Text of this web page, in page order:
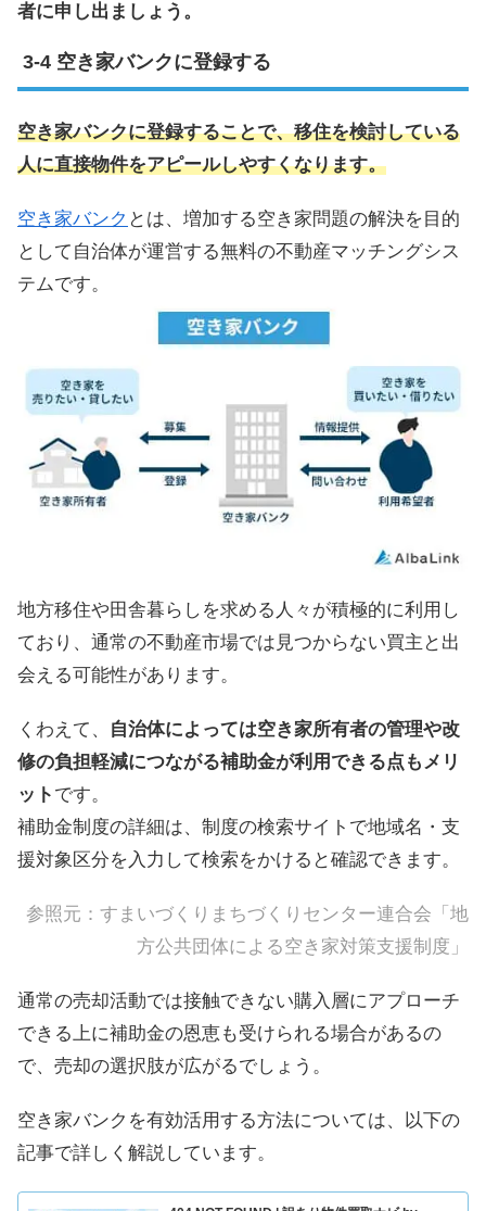
者に申し出ましょう。
空き家バンクに登録する
空き家バンクに登録することで、移住を検討している
人に直接物件をアピールしやすくなります。
空き家バンク とは、増加する空き家問題の解決を目的
として自治体が運営する無料の不動産マッチングシス
テムです。
地方移住や田舎暮らしを求める人々が積極的に利用し
ており、通常の不動産市場では見つからない買主と出
会える可能性があります。
くわえて、
自治体によっては空き家所有者の管理や改
修の負担軽減につながる補助金が利用できる点もメリ
ット です。
補助金制度の詳細は、制度の検索サイトで地域名・支
援対象区分を入力して検索をかけると確認できます。
参照元： すまいづくりまちづくりセンター連合会「地
方公共団体による空き家対策支援制度」
通常の売却活動では接触できない購入層にアプローチ
できる上に補助金の恩恵も受けられる場合があるの
で、売却の選択肢が広がるでしょう。
空き家バンクを有効活用する方法については、以下の
記事で詳しく解説しています。